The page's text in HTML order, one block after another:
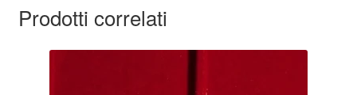
Prodotti correlati